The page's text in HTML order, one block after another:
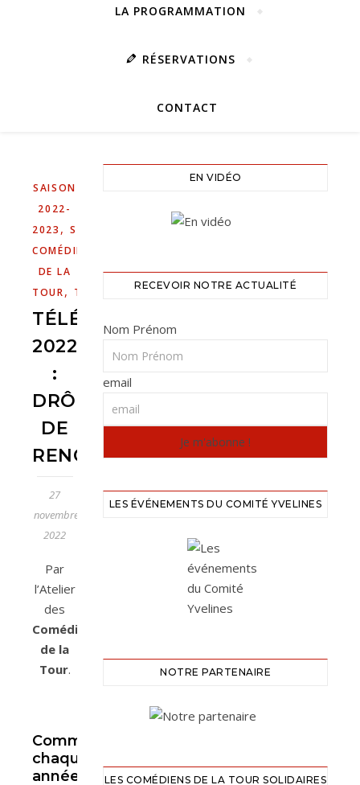
Vivez notre scène passion !
LA PROGRAMMATION
RÉSERVATIONS
CONTACT
SAISON
2022-
2023 , SPECTACLE
COMÉDIENS
DE LA
TOUR, TÉLÉTHON
TÉLÉTHON
2022
:
DRÔLES
DE
RENCONTRES
27
novembre
2022
Par
l’Atelier
des
Comédiens
de la
Tour.
Comme
chaque
année,
EN VIDÉO
RECEVOIR NOTRE ACTUALITÉ
Nom Prénom
email
LES ÉVÉNEMENTS DU COMITÉ YVELINES
NOTRE PARTENAIRE
LES COMÉDIENS DE LA TOUR SOLIDAIRES